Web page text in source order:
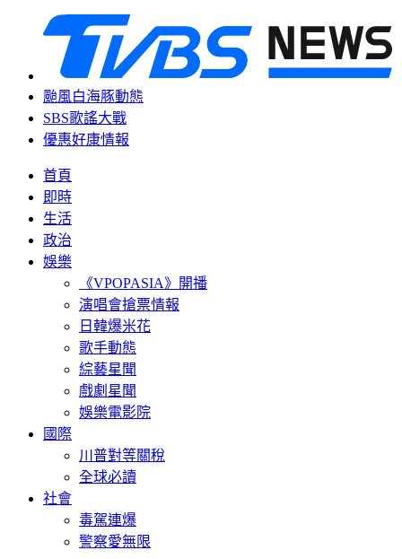
颱風白海豚動態
SBS歌謠大戰
優惠好康情報
首頁
即時
生活
政治
娛樂
《VPOPASIA》開播
演唱會搶票情報
日韓爆米花
歌手動態
綜藝星聞
戲劇星聞
娛樂電影院
國際
川普對等關稅
全球必讀
社會
毒駕連爆
警察愛無限